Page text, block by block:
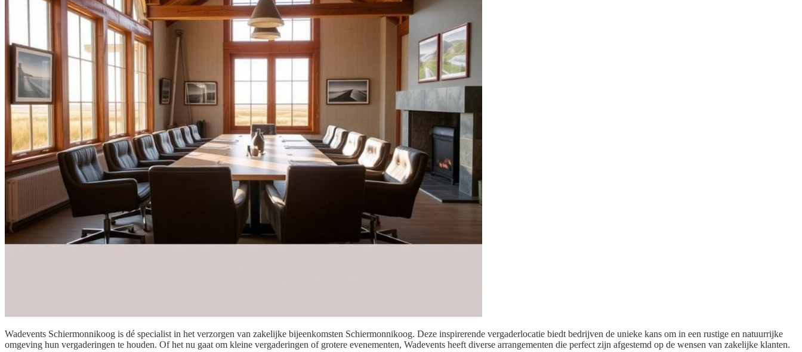
Wadevents Schiermonnikoog is dé specialist in het verzorgen van zakelijke bijeenkomsten Schiermonnikoog. Deze inspirerende vergaderlocatie biedt bedrijven de unieke kans om in een rustige en natuurrijke
omgeving hun vergaderingen te houden. Of het nu gaat om kleine vergaderingen of grotere evenementen, Wadevents heeft diverse arrangementen die perfect zijn afgestemd op de wensen van zakelijke klanten.